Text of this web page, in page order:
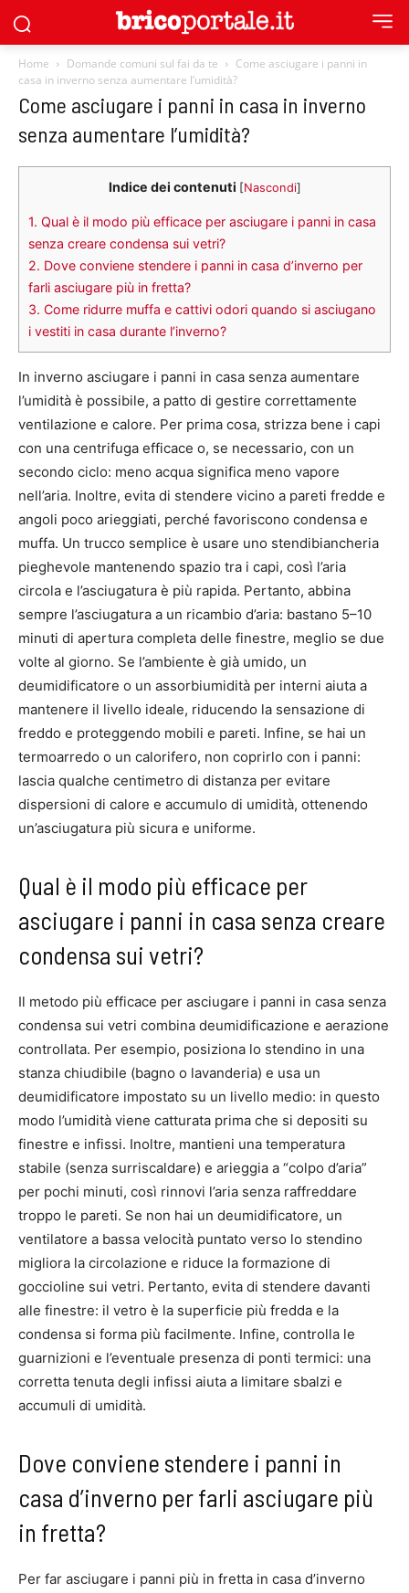
Home Domande comuni sul fai da te
Come asciugare i panni in
casa in inverno senza aumentare l’umidità?
Come asciugare i panni in casa in inverno
senza aumentare l’umidità?
Indice dei contenuti [Nascondi]
1. Qual è il modo più efficace per asciugare i panni in casa
senza creare condensa sui vetri?
2. Dove conviene stendere i panni in casa d’inverno per
farli asciugare più in fretta?
3. Come ridurre muffa e cattivi odori quando si asciugano
i vestiti in casa durante l’inverno?
In inverno asciugare i panni in casa senza aumentare
l’umidità è possibile, a patto di gestire correttamente
ventilazione e calore. Per prima cosa, strizza bene i capi
con una centrifuga efficace o, se necessario, con un
secondo ciclo: meno acqua significa meno vapore
nell’aria. Inoltre, evita di stendere vicino a pareti fredde e
angoli poco arieggiati, perché favoriscono condensa e
muffa. Un trucco semplice è usare uno stendibiancheria
pieghevole mantenendo spazio tra i capi, così l’aria
circola e l’asciugatura è più rapida. Pertanto, abbina
sempre l’asciugatura a un ricambio d’aria: bastano 5–10
minuti di apertura completa delle finestre, meglio se due
volte al giorno. Se l’ambiente è già umido, un
deumidificatore o un assorbiumidità per interni aiuta a
mantenere il livello ideale, riducendo la sensazione di
freddo e proteggendo mobili e pareti. Infine, se hai un
termoarredo o un calorifero, non coprirlo con i panni:
lascia qualche centimetro di distanza per evitare
dispersioni di calore e accumulo di umidità, ottenendo
un’asciugatura più sicura e uniforme.
Qual è il modo più efficace per
asciugare i panni in casa senza creare
condensa sui vetri?
Il metodo più efficace per asciugare i panni in casa senza
condensa sui vetri combina deumidificazione e aerazione
controllata. Per esempio, posiziona lo stendino in una
stanza chiudibile (bagno o lavanderia) e usa un
deumidificatore impostato su un livello medio: in questo
modo l’umidità viene catturata prima che si depositi su
finestre e infissi. Inoltre, mantieni una temperatura
stabile (senza surriscaldare) e arieggia a “colpo d’aria”
per pochi minuti, così rinnovi l’aria senza raffreddare
troppo le pareti. Se non hai un deumidificatore, un
ventilatore a bassa velocità puntato verso lo stendino
migliora la circolazione e riduce la formazione di
goccioline sui vetri. Pertanto, evita di stendere davanti
alle finestre: il vetro è la superficie più fredda e la
condensa si forma più facilmente. Infine, controlla le
guarnizioni e l’eventuale presenza di ponti termici: una
corretta tenuta degli infissi aiuta a limitare sbalzi e
accumuli di umidità.
Dove conviene stendere i panni in
casa d’inverno per farli asciugare più
in fretta?
Per far asciugare i panni più in fretta in casa d’inverno